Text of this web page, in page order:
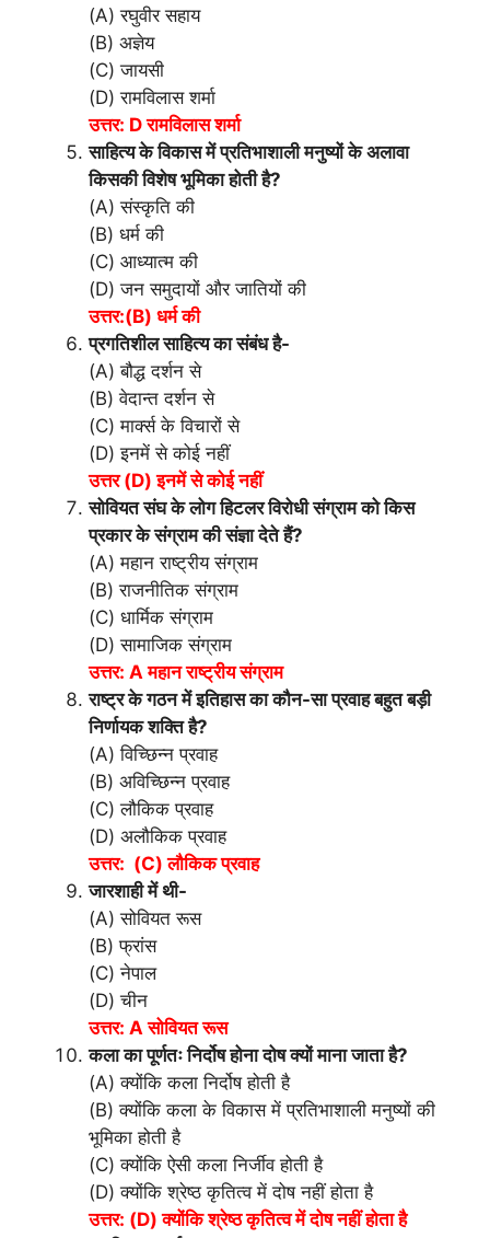
(A) रघुवीर सहाय
(B) अज्ञेय
(C) जायसी
(D) रामविलास शर्मा
उत्तर: D रामविलास शर्मा
साहित्य के विकास में प्रतिभाशाली मनुष्यों के अलावा
किसकी विशेष भूमिका होती है?
(A) संस्कृति की
(B) धर्म की
(C) आध्यात्म की
(D) जन समुदायों और जातियों की
उत्तर:(B) धर्म की
प्रगतिशील साहित्य का संबंध है-
(A) बौद्ध दर्शन से
(B) वेदान्त दर्शन से
(C) मार्क्स के विचारों से
(D) इनमें से कोई नहीं
उत्तर (D) इनमें से कोई नहीं
सोवियत संघ के लोग हिटलर विरोधी संग्राम को किस
प्रकार के संग्राम की संज्ञा देते हैं?
(A) महान राष्ट्रीय संग्राम
(B) राजनीतिक संग्राम
(C) धार्मिक संग्राम
(D) सामाजिक संग्राम
उत्तर: A महान राष्ट्रीय संग्राम
राष्ट्र के गठन में इतिहास का कौन-सा प्रवाह बहुत बड़ी
निर्णायक शक्ति है?
(A) विच्छिन्न प्रवाह
(B) अविच्छिन्न प्रवाह
(C) लौकिक प्रवाह
(D) अलौकिक प्रवाह
उत्तर: (C) लौकिक प्रवाह
जारशाही में थी-
(A) सोवियत रूस
(B) फ्रांस
(C) नेपाल
(D) चीन
उत्तर: A सोवियत रूस
कला का पूर्णतः निर्दोष होना दोष क्यों माना जाता है?
(A) क्योंकि कला निर्दोष होती है
(B) क्योंकि कला के विकास में प्रतिभाशाली मनुष्यों की
भूमिका होती है
(C) क्योंकि ऐसी कला निर्जीव होती है
(D) क्योंकि श्रेष्ठ कृतित्व में दोष नहीं होता है
उत्तर: (D) क्योंकि श्रेष्ठ कृतित्व में दोष नहीं होता है